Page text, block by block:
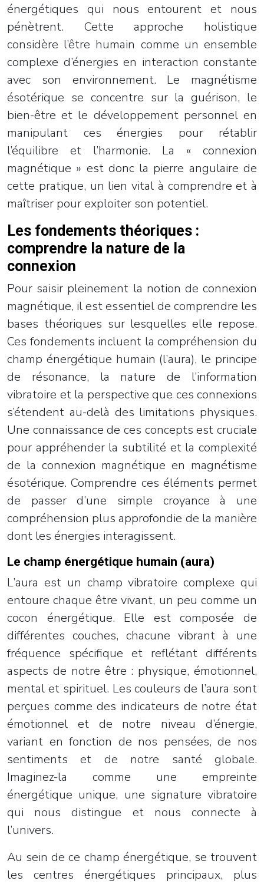
énergétiques qui nous entourent et nous
pénètrent. Cette approche holistique
considère l’être humain comme un ensemble
complexe d’énergies en interaction constante
avec son environnement. Le magnétisme
ésotérique se concentre sur la guérison, le
bien-être et le développement personnel en
manipulant ces énergies pour rétablir
l’équilibre et l’harmonie. La « connexion
magnétique » est donc la pierre angulaire de
cette pratique, un lien vital à comprendre et à
maîtriser pour exploiter son potentiel.
Les fondements théoriques :
comprendre la nature de la
connexion
Pour saisir pleinement la notion de connexion
magnétique, il est essentiel de comprendre les
bases théoriques sur lesquelles elle repose.
Ces fondements incluent la compréhension du
champ énergétique humain (l’aura), le principe
de résonance, la nature de l’information
vibratoire et la perspective que ces connexions
s’étendent au-delà des limitations physiques.
Une connaissance de ces concepts est cruciale
pour appréhender la subtilité et la complexité
de la connexion magnétique en magnétisme
ésotérique. Comprendre ces éléments permet
de passer d’une simple croyance à une
compréhension plus approfondie de la manière
dont les énergies interagissent.
Le champ énergétique humain (aura)
L’aura est un champ vibratoire complexe qui
entoure chaque être vivant, un peu comme un
cocon énergétique. Elle est composée de
différentes couches, chacune vibrant à une
fréquence spécifique et reflétant différents
aspects de notre être : physique, émotionnel,
mental et spirituel. Les couleurs de l’aura sont
perçues comme des indicateurs de notre état
émotionnel et de notre niveau d’énergie,
variant en fonction de nos pensées, de nos
sentiments et de notre santé globale.
Imaginez-la comme une empreinte
énergétique unique, une signature vibratoire
qui nous distingue et nous connecte à
l’univers.
Au sein de ce champ énergétique, se trouvent
les centres énergétiques principaux, plus